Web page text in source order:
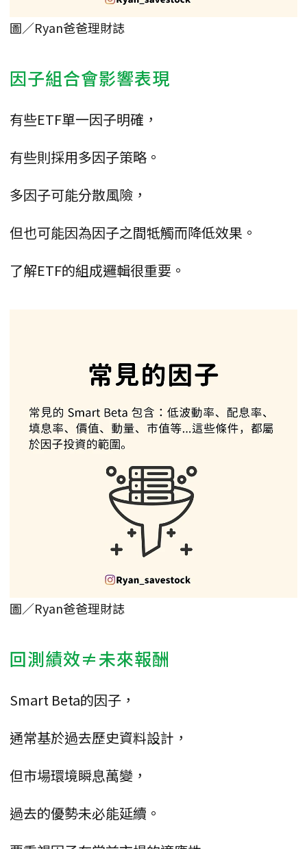
圖／Ryan爸爸理財誌
因子組合會影響表現
有些ETF單一因子明確，
有些則採用多因子策略。
多因子可能分散風險，
但也可能因為因子之間牴觸而降低效果。
了解ETF的組成邏輯很重要。
圖／Ryan爸爸理財誌
回測績效≠未來報酬
Smart Beta的因子，
通常基於過去歷史資料設計，
但市場環境瞬息萬變，
過去的優勢未必能延續。